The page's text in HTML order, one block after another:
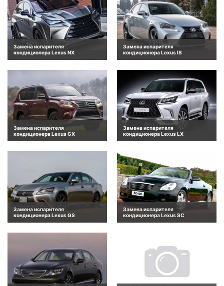
Замена испарителя
кондиционера Lexus NX
Замена испарителя
кондиционера Lexus IS
Замена испарителя
кондиционера Lexus GX
Замена испарителя
кондиционера Lexus LX
Замена испарителя
кондиционера Lexus GS
Замена испарителя
кондиционера Lexus SC